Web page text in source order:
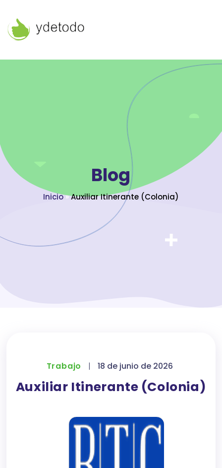
Blog
Inicio»Auxiliar Itinerante (Colonia)
Trabajo | 18 de junio de 2026
Auxiliar Itinerante (Colonia)